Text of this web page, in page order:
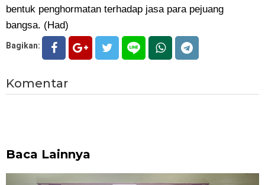
bentuk penghormatan terhadap jasa para pejuang
bangsa. (Had)
Bagikan:
Komentar
Baca Lainnya